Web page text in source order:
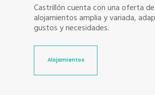
Castrillón cuenta con una oferta de
alojamientos amplia y variada,
gustos y necesidades.
Alojamientos